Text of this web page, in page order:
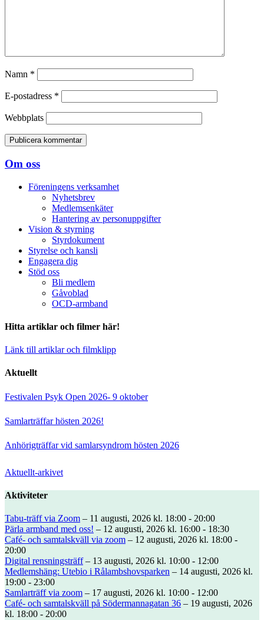
Namn *
E-postadress *
Webbplats
Om oss
Föreningens verksamhet
Nyhetsbrev
Medlemsenkäter
Hantering av personuppgifter
Vision & styrning
Styrdokument
Styrelse och kansli
Engagera dig
Stöd oss
Bli medlem
Gåvoblad
OCD-armband
Hitta artiklar och filmer här!
Länk till artiklar och filmklipp
Aktuellt
Festivalen Psyk Open 2026- 9 oktober
Samlarträffar hösten 2026!
Anhörigträffar vid samlarsyndrom hösten 2026
Aktuellt-arkivet
Aktiviteter
Tabu-träff via Zoom – 11 augusti, 2026 kl. 18:00 - 20:00
Pärla armband med oss! – 12 augusti, 2026 kl. 16:00 - 18:30
Café- och samtalskväll via zoom – 12 augusti, 2026 kl. 18:00 -
20:00
Digital rensningsträff– 13 augusti, 2026 kl. 10:00 - 12:00
Medlemshäng: Utebio i Rålambshovsparken – 14 augusti, 2026 kl.
19:00 - 23:00
Samlarträff via zoom – 17 augusti, 2026 kl. 10:00 - 12:00
Café- och samtalskväll på Södermannagatan 36 – 19 augusti, 2026
kl. 18:00 - 20:00